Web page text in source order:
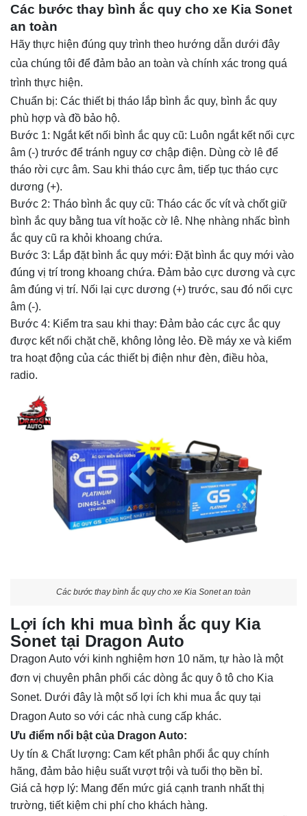
Các bước thay bình ắc quy cho xe Kia Sonet
an toàn
Hãy thực hiện đúng quy trình theo hướng dẫn dưới đây
của chúng tôi để đảm bảo an toàn và chính xác trong quá
trình thực hiện.
Chuẩn bị: Các thiết bị tháo lắp bình ắc quy, bình ắc quy
phù hợp và đồ bảo hộ.
Bước 1: Ngắt kết nối bình ắc quy cũ: Luôn ngắt kết nối cực
âm (-) trước để tránh nguy cơ chập điện. Dùng cờ lê để
tháo rời cực âm. Sau khi tháo cực âm, tiếp tục tháo cực
dương (+).
Bước 2: Tháo bình ắc quy cũ: Tháo các ốc vít và chốt giữ
bình ắc quy bằng tua vít hoặc cờ lê. Nhẹ nhàng nhấc bình
ắc quy cũ ra khỏi khoang chứa.
Bước 3: Lắp đặt bình ắc quy mới: Đặt bình ắc quy mới vào
đúng vị trí trong khoang chứa. Đảm bảo cực dương và cực
âm đúng vị trí. Nối lại cực dương (+) trước, sau đó nối cực
âm (-).
Bước 4: Kiểm tra sau khi thay: Đảm bảo các cực ắc quy
được kết nối chặt chẽ, không lỏng lẻo. Đề máy xe và kiểm
tra hoạt động của các thiết bị điện như đèn, điều hòa,
radio.
Các bước thay bình ắc quy cho xe Kia Sonet an toàn
Lợi ích khi mua bình ắc quy Kia
Sonet tại Dragon Auto
Dragon Auto với kinh nghiệm hơn 10 năm, tự hào là một
đơn vị chuyên phân phối các dòng ắc quy ô tô cho Kia
Sonet. Dưới đây là một số lợi ích khi mua ắc quy tại
Dragon Auto so với các nhà cung cấp khác.
Ưu điểm nổi bật của Dragon Auto:
Uy tín & Chất lượng: Cam kết phân phối ắc quy chính
hãng, đảm bảo hiệu suất vượt trội và tuổi thọ bền bỉ.
Giá cả hợp lý: Mang đến mức giá cạnh tranh nhất thị
trường, tiết kiệm chi phí cho khách hàng.